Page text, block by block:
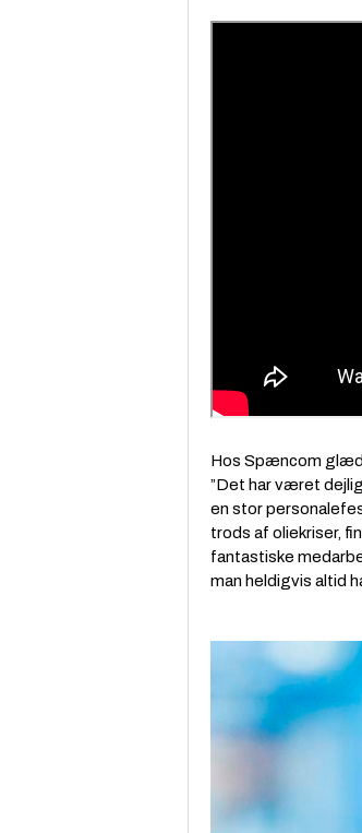
Hos Spæncom
”Det har været
en stor
trods af oliekriser,
fantastiske
man heldigvis altid